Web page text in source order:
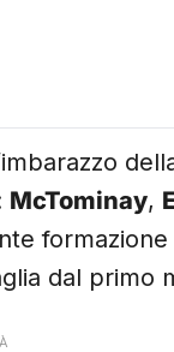
McTominay,
dal primo